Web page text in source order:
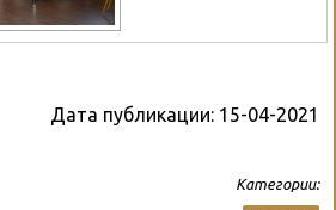
Дата публикации: 15-04-2021
Категории: